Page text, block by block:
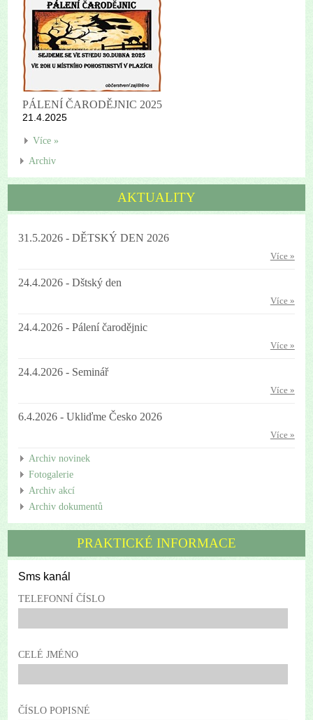
PÁLENÍ ČARODĚJNIC 2025
21.4.2025
Více »
Archiv
AKTUALITY
31.5.2026 - DĚTSKÝ DEN 2026
Více »
24.4.2026 - Dštský den
Více »
24.4.2026 - Pálení čarodějnic
Více »
24.4.2026 - Seminář
Více »
6.4.2026 - Ukliďme Česko 2026
Více »
Archiv novinek
Fotogalerie
Archiv akcí
Archiv dokumentů
PRAKTICKÉ INFORMACE
Sms kanál
TELEFONNÍ ČÍSLO
CELÉ JMÉNO
ČÍSLO POPISNÉ